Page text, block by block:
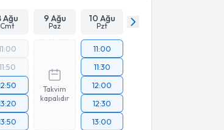
Ağu
Cmt
9 Ağu
Paz
10 Ağu
Pzt
11:50
Takvim
kapalıdır
11:00
11:30
12:00
12:30
13:00